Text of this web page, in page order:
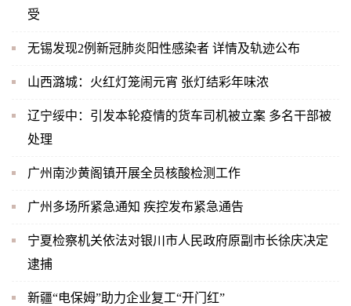
受
无锡发现2例新冠肺炎阳性感染者 详情及轨迹公布
山西潞城：火红灯笼闹元宵 张灯结彩年味浓
辽宁绥中：引发本轮疫情的货车司机被立案 多名干部被
处理
广州南沙黄阁镇开展全员核酸检测工作
广州多场所紧急通知 疾控发布紧急通告
宁夏检察机关依法对银川市人民政府原副市长徐庆决定
逮捕
新疆“电保姆”助力企业复工“开门红”